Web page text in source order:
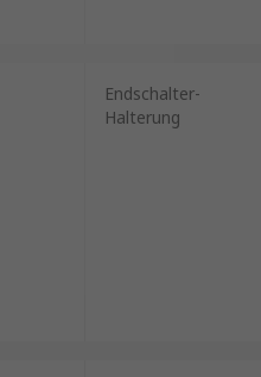
Endschalter-
Halterung